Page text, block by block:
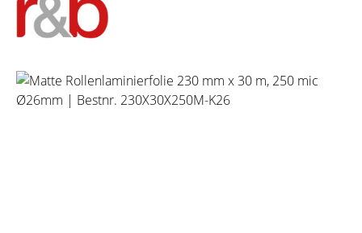
Bildergalerie überspringen